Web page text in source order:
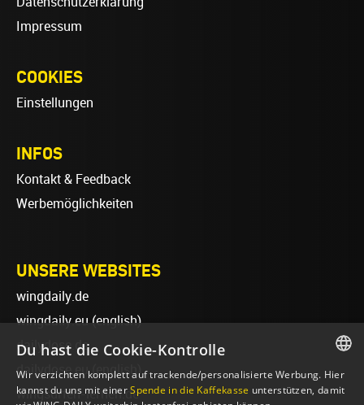
Impressum
COOKIES
Einstellungen
INFOS
Kontakt & Feedback
Werbemöglichkeiten
UNSERE WEBSITES
wingdaily.de
wingdaily.eu(english)
dailydose.de
dailydose.eu (english)
wingsurfen-lernen.de
GERMAN
Du hast die Cookie-Kontrolle
Wir verzichten komplett auf trackende/personalisierte Werbung. Hier
kannst du uns mit einerSpende in die Kaffekasse unterstützen, damit